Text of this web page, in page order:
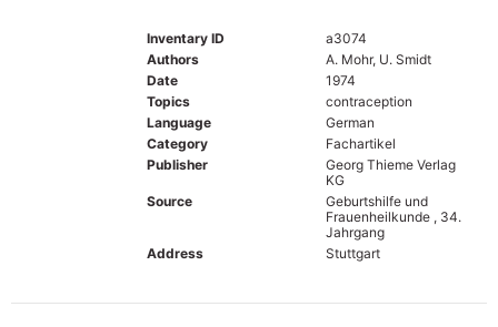
Inventary ID
a3074
Authors
A. Mohr, U. Smidt
Date
1974
Topics
contraception
Language
German
Category
Fachartikel
Publisher
Georg Thieme Verlag
KG
Source
Geburtshilfe und
Frauenheilkunde , 34.
Jahrgang
Address
Stuttgart